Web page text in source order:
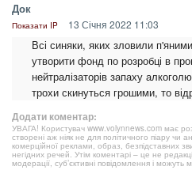
Док
Показати IP 13 Січня 2022 11:03
Всі синяки, яких зловили
утворити фонд по розробці в
нейтралізаторів запаху
трохи скинуться грошими, то
Додати коментар:
УВАГА! Користувач www.volynnews.com має
створені аж ніяк не для політичного піару чи
комерційної реклами, образ, безпідставних
негідних речей. Утім коментарі – це не
модерації, суб’єктивні повідомлення і можуть